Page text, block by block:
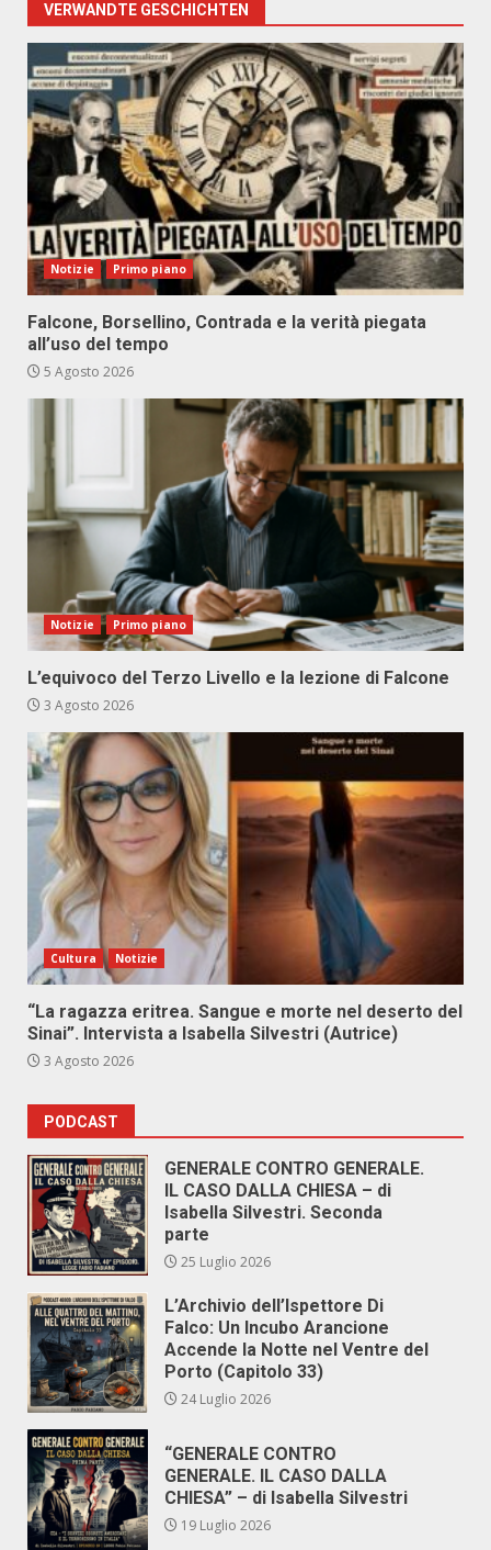
VERWANDTE GESCHICHTEN
Notizie Primo piano
Falcone, Borsellino, Contrada e la verità piegata
all’uso del tempo
5 Agosto 2026
Notizie Primo piano
L’equivoco del Terzo Livello e la lezione di Falcone
3 Agosto 2026
Cultura Notizie
“La ragazza eritrea. Sangue e morte nel deserto del
Sinai”. Intervista a Isabella Silvestri (Autrice)
3 Agosto 2026
PODCAST
GENERALE CONTRO GENERALE.
IL CASO DALLA CHIESA – di
Isabella Silvestri. Seconda
parte
25 Luglio 2026
L’Archivio dell’Ispettore Di
Falco: Un Incubo Arancione
Accende la Notte nel Ventre del
Porto (Capitolo 33)
24 Luglio 2026
“GENERALE CONTRO
GENERALE. IL CASO DALLA
CHIESA” – di Isabella Silvestri
19 Luglio 2026